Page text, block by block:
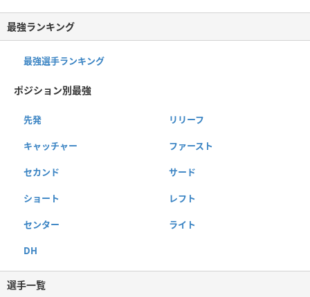
最強ランキング
最強選手ランキング
ポジション別最強
先発 リリーフ
キャッチャー ファースト
セカンド サード
ショート レフト
センター ライト
DH
選手一覧